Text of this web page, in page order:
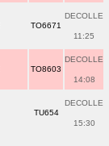
TO6671
DECOLLE
11:25
TO8603
DECOLLE
14:08
TU654
DECOLLE
15:30